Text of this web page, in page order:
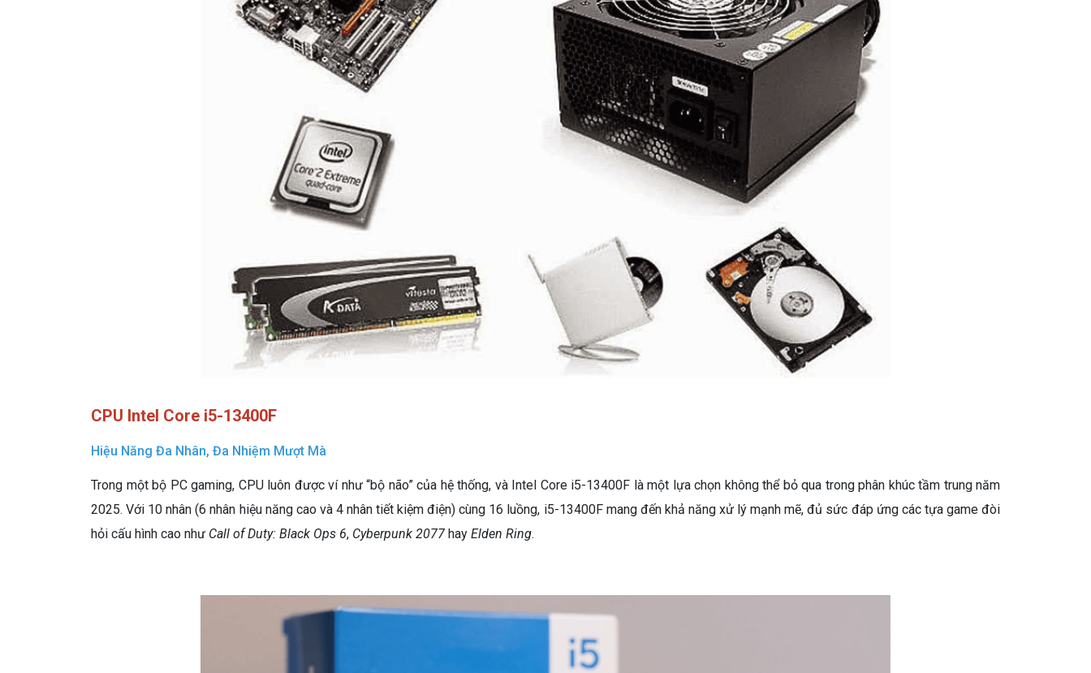
CPU Intel Core i5-13400F
Hiệu Năng Đa Nhân, Đa Nhiệm Mượt Mà
Trong một bộ PC gaming, CPU luôn được ví như “bộ não” của hệ thống, và Intel Core i5-13400F là một lựa chọn không thể bỏ qua trong phân khúc tầm trung năm
2025. Với 10 nhân (6 nhân hiệu năng cao và 4 nhân tiết kiệm điện) cùng 16 luồng, i5-13400F mang đến khả năng xử lý mạnh mẽ, đủ sức đáp ứng các tựa game đòi
hỏi cấu hình cao như Call of Duty: Black Ops 6, Cyberpunk 2077 hay Elden Ring.